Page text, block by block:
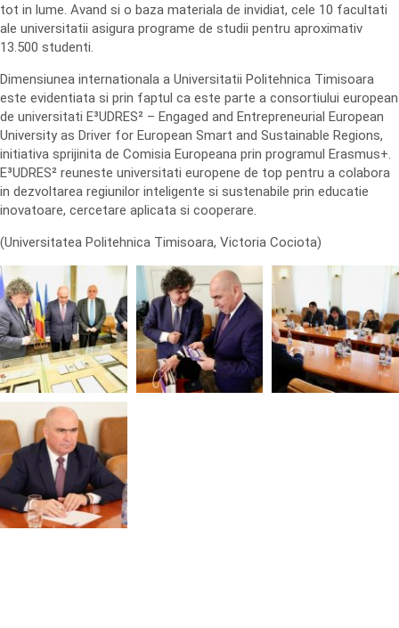
tot in lume. Avand si o baza materiala de invidiat, cele 10 facultati
ale universitatii asigura programe de studii pentru aproximativ
13.500 studenti.
Dimensiunea internationala a Universitatii Politehnica Timisoara
este evidentiata si prin faptul ca este parte a consortiului european
de universitati E³UDRES² – Engaged and Entrepreneurial European
University as Driver for European Smart and Sustainable Regions,
initiativa sprijinita de Comisia Europeana prin programul Erasmus+.
E³UDRES² reuneste universitati europene de top pentru a colabora
in dezvoltarea regiunilor inteligente si sustenabile prin educatie
inovatoare, cercetare aplicata si cooperare.
(Universitatea Politehnica Timisoara, Victoria Cociota)